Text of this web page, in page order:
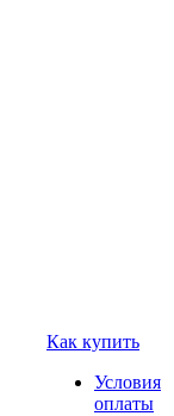
Как купить
Условия
оплаты